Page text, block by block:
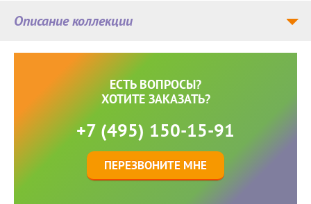
Описание коллекции
ЕСТЬ ВОПРОСЫ?
ХОТИТЕ ЗАКАЗАТЬ?
+7 (495) 150-15-91
ПЕРЕЗВОНИТЕ МНЕ